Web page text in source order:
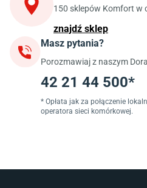
Szafki pod zlewozmywak
Blaty kuchenne laminowane
Jadalnia
Stoły do jadalni
Krzesła do jadalni
Dywany szare
Lampy w stylu loftowym
Lampy wiszące do jadalni
150 sklepów Komfort w
znajdź sklep
Masz pytania?
Porozmawiaj z naszym
42 21 44 500*
* Opłata jak za połączenie
operatora sieci komórkowej.